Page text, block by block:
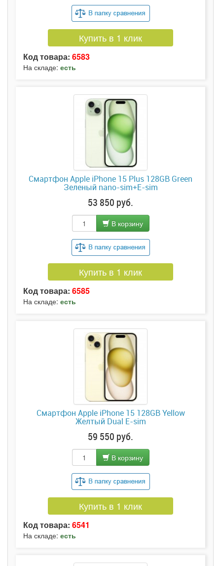
Купить в 1 клик
Код товара: 6583
На складе: есть
Смартфон Apple iPhone 15 Plus 128GB Green
Зеленый nano-sim+E-sim
53 850 руб.
В корзину
Купить в 1 клик
Код товара: 6585
На складе: есть
Смартфон Apple iPhone 15 128GB Yellow
Желтый Dual E-sim
59 550 руб.
В корзину
Купить в 1 клик
Код товара: 6541
На складе: есть